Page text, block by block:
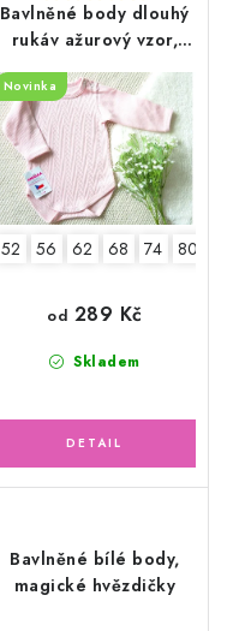
Bavlněné body dlouhý
rukáv ažurový vzor,
pudrově růžové
Novinka
52 56 62 68 74 80
Skladem
od 289 Kč
Bavlněné bílé body,
magické hvězdičky